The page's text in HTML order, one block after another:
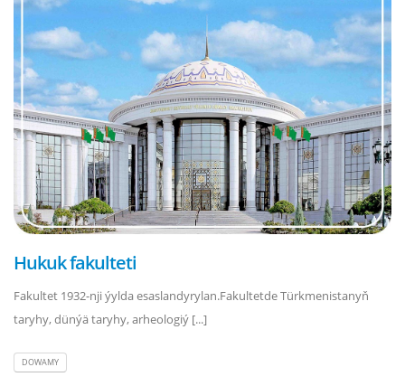
Hukuk fakulteti
Fakultet 1932-nji ýylda esaslandyrylan.Fakultetde Türkmenistanyň
taryhy, dünýä taryhy, arheologiý [...]
DOWAMY